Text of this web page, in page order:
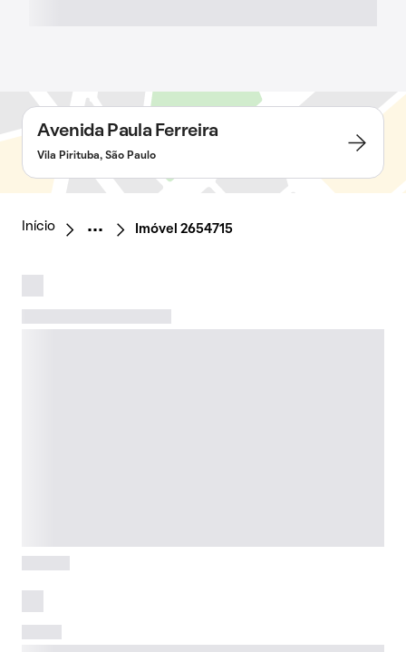
Avenida Paula Ferreira
Vila Pirituba, São Paulo
Início Imóvel 2654715